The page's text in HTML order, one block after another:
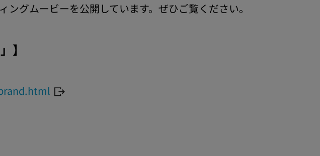
グムービーを公開しています。ぜひご覧ください。
】